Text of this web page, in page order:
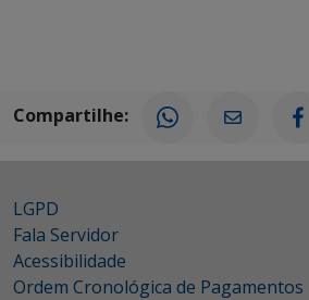
Compartilhe:
LGPD
Fala Servidor
Acessibilidade
Ordem Cronológica de Pagamentos